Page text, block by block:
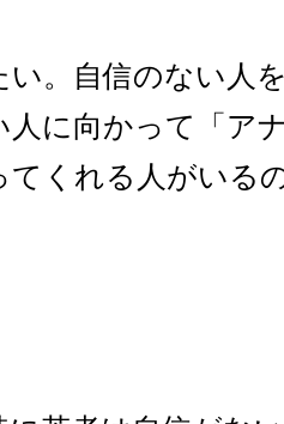
い。自信のない人
人に向かって「ア
てくれる人がいる